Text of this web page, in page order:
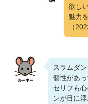
欲し
魅力
（
スラムダ
個性があ
セリフも
ンが目に